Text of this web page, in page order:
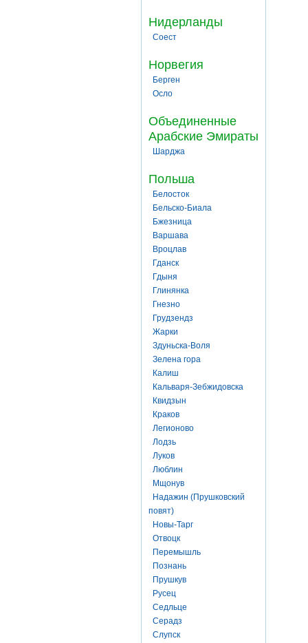
Нидерланды
Соест
Норвегия
Берген
Осло
Объединенные
Арабские Эмираты
Шарджа
Польша
Белосток
Бельско-Биала
Бжезница
Варшава
Вроцлав
Гданск
Гдыня
Глинянка
Гнезно
Грудзендз
Жарки
Здуньска-Воля
Зелена гора
Калиш
Кальваря-Зебжидовска
Квидзын
Краков
Легионово
Лодзь
Луков
Люблин
Мщонув
Надажин (Прушковский
повят)
Новы-Тарг
Отвоцк
Перемышль
Познань
Прушкув
Русец
Седльце
Серадз
Слупск